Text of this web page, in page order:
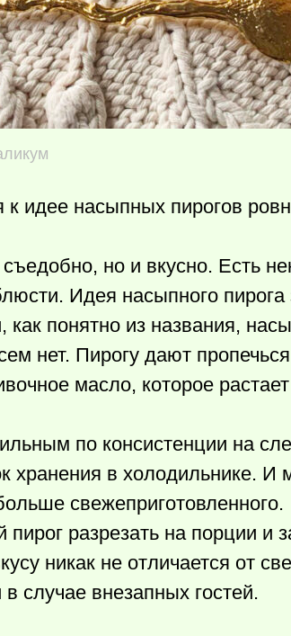
к идее насыпных пирогов
но и вкусно. Есть
Идея насыпного
понятно из названия,
нет. Пирогу дают
масло, которое
по консистенции на
хранения в холодильнике. И
свежеприготовленного.
разрезать на порции и
никак не отличается от
случае внезапных гостей.